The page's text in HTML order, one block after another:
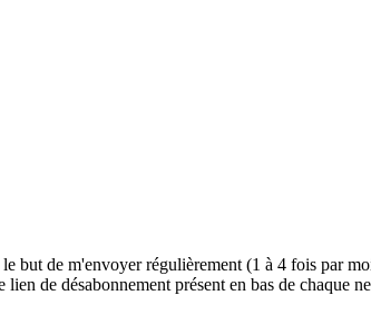
but de m'envoyer régulièrement (1 à 4 fois par
de désabonnement présent en bas de chaque